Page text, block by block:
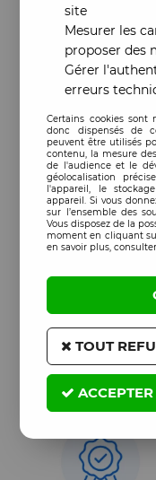
site
Mesurer les
proposer des
Gérer
erreurs
Certains cookies sont
donc dispensés de
peuvent être utilisés
contenu, la mesure
de l'audience et le
géolocalisation
l'appareil, le
appareil. Si vous
sur l’ensemble des
Vous disposez de la
moment en cliquant
en savoir plus,
TOUT